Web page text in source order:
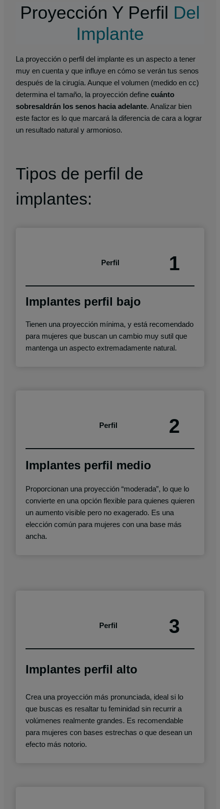
Proyección Y Perfil Del
Implante
La proyección o perfil del implante es un aspecto a tener
muy en cuenta y que influye en cómo se verán tus senos
después de la cirugía. Aunque el volumen (medido en cc)
determina el tamaño, la proyección define cuánto
sobresaldrán los senos hacia adelante. Analizar bien
este factor es lo que marcará la diferencia de cara a lograr
un resultado natural y armonioso.
Tipos de perfil de
implantes:
1
Perfil
Implantes perfil bajo
Tienen una proyección mínima, y está recomendado
para mujeres que buscan un cambio muy sutil que
mantenga un aspecto extremadamente natural.
2
Perfil
Implantes perfil medio
Proporcionan una proyección “moderada”, lo que lo
convierte en una opción flexible para quienes quieren
un aumento visible pero no exagerado. Es una
elección común para mujeres con una base más
ancha.
3
Perfil
Implantes perfil alto
Crea una proyección más pronunciada, ideal si lo
que buscas es resaltar tu feminidad sin recurrir a
volúmenes realmente grandes. Es recomendable
para mujeres con bases estrechas o que desean un
efecto más notorio.